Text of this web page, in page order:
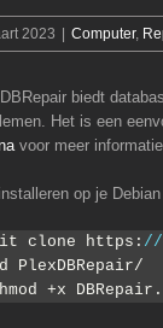
2023 Computer,
biedt
Het is een
voor meer
op je
clone https: //
PlexDBRepair/
+x DBRepair.